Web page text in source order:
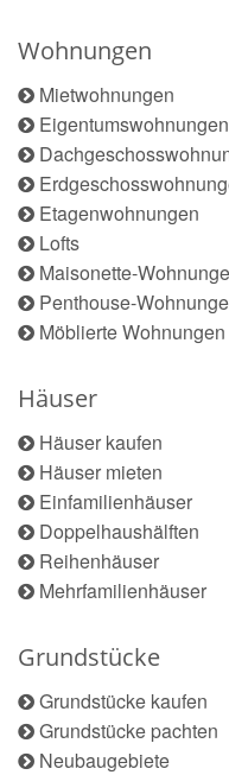
Wohnungen
Mietwohnungen
Eigentumswohnungen
Etagenwohnungen
Lofts
Maisonette-
Penthouse-
Möblierte Wohnungen
Häuser
Häuser kaufen
Häuser mieten
Einfamilienhäuser
Doppelhaushälften
Reihenhäuser
Mehrfamilienhäuser
Grundstücke
Grundstücke kaufen
Grundstücke pachten
Neubaugebiete